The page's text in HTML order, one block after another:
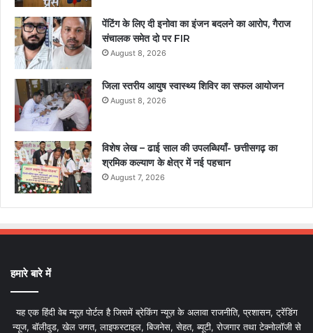
पेंटिंग के लिए दी इनोवा का इंजन बदलने का आरोप, गैराज
संचालक समेत दो पर FIR
August 8, 2026
जिला स्तरीय आयुष स्वास्थ्य शिविर का सफल आयोजन
August 8, 2026
विशेष लेख – ढाई साल की उपलब्धियाँ- छत्तीसगढ़ का
श्रमिक कल्याण के क्षेत्र में नई पहचान
August 7, 2026
हमारे बारे में
यह एक हिंदी वेब न्यूज़ पोर्टल है जिसमें ब्रेकिंग न्यूज़ के अलावा राजनीति, प्रशासन, ट्रेंडिंग
न्यूज, बॉलीवुड, खेल जगत, लाइफस्टाइल, बिजनेस, सेहत, ब्यूटी, रोजगार तथा टेक्नोलॉजी से